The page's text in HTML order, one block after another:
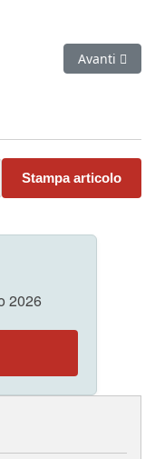
Codice del Lavoro
Articolo
Avanti
Stampa articolo
2026